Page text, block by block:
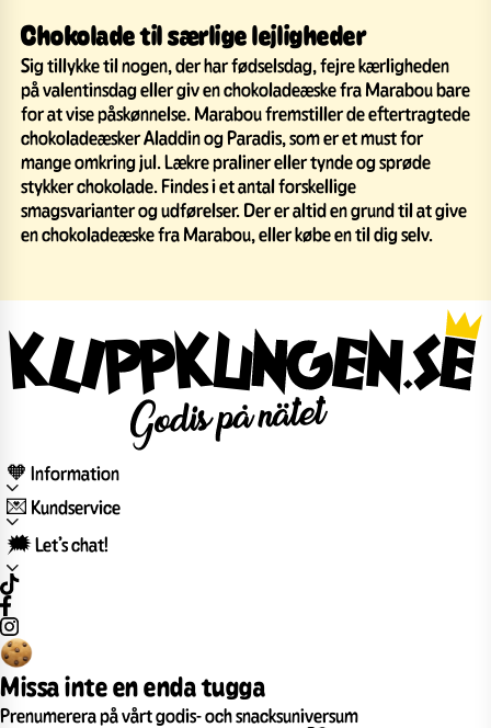
Chokolade til særlige lejligheder
Sig tillykke til nogen, der har fødselsdag, fejre kærligheden
på valentinsdag eller giv en chokoladeæske fra Marabou bare
for at vise påskønnelse. Marabou fremstiller de eftertragtede
chokoladeæsker Aladdin og Paradis, som er et must for
mange omkring jul. Lækre praliner eller tynde og sprøde
stykker chokolade. Findes i et antal forskellige
smagsvarianter og udførelser. Der er altid en grund til at give
en chokoladeæske fra Marabou, eller købe en til dig selv.
🧡 Information
💌 Kundservice
🗯️ Let’s chat!
Missa inte en enda tugga
Prenumerera på vårt godis- och snacksuniversum